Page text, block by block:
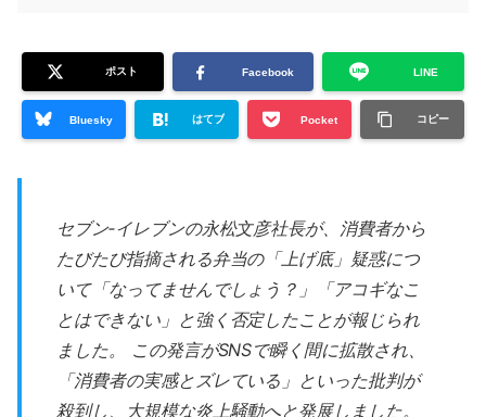
ポスト Facebook LINE
Bluesky はてブ Pocket コピー
セブン‐イレブンの永松文彦社長が、消費者から
たびたび指摘される弁当の「上げ底」疑惑につ
いて「なってませんでしょう？」「アコギなこ
とはできない」と強く否定したことが報じられ
ました。 この発言がSNSで瞬く間に拡散され、
「消費者の実感とズレている」といった批判が
殺到し、大規模な炎上騒動へと発展しました。